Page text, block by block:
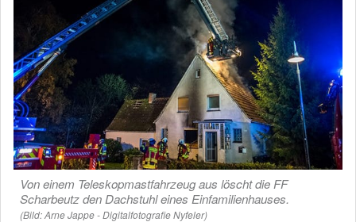
Von einem Teleskopmastfahrzeug aus löscht die FF
Scharbeutz den Dachstuhl eines Einfamilienhauses.
(Bild: Arne Jappe - Digitalfotografie Nyfeler)